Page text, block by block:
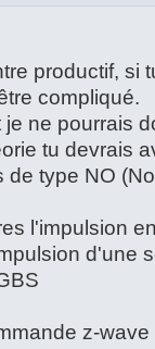
productif, si
compliqué.
ne pourrais
tu devrais
de type NO
l'impulsion
d'une
z-